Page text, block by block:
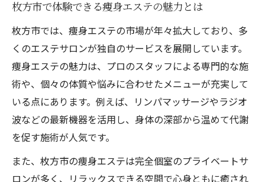
枚方市で体験できる痩身エステの魅力とは
枚方市では、痩身エステの市場が年々拡大しており、多
くのエステサロンが独自のサービスを展開しています。
痩身エステの魅力は、プロのスタッフによる専門的な施
術や、個々の体質や悩みに合わせたメニューが充実して
いる点にあります。例えば、リンパマッサージやラジオ
波などの最新機器を活用し、身体の深部から温めて代謝
を促す施術が人気です。
また、枚方市の痩身エステは完全個室のプライベートサ
ロンが多く、リラックスできる空間で心身ともに癒され